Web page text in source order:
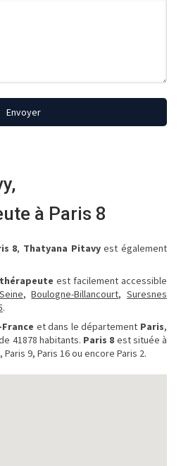
Envoyer
à Paris 8
8, Thatyana Pitavyest également
est facilement accessible
,Boulogne-Billancourt,Suresnes
.
et dans le département Paris,
41878 habitants. Paris 8 est située à
9, Paris 16 ou encore Paris 2.